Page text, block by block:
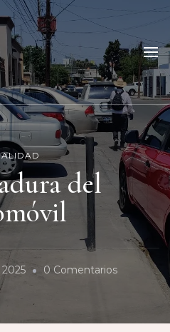
del
0 ComentariosEn